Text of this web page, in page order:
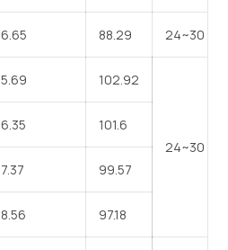
6.65 88.29 24~30
5.69 102.92
24~30
6.35 101.6
7.37 99.57
8.56 97.18